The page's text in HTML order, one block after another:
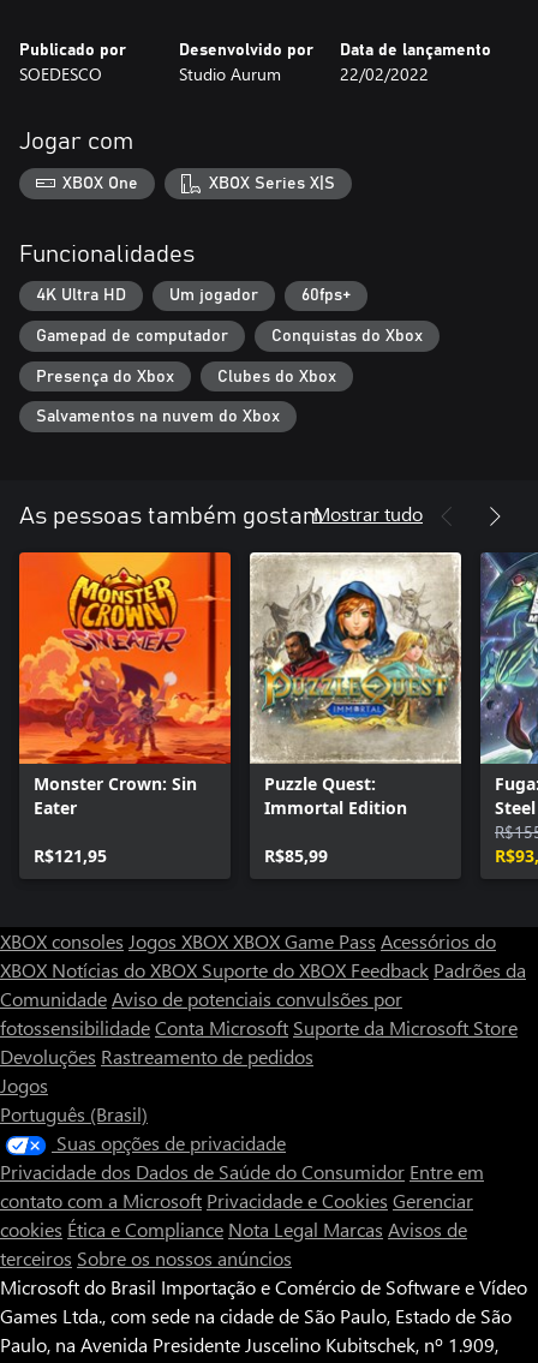
Publicado por
SOEDESCO
Desenvolvido por
Studio Aurum
Data de lançamento
22/02/2022
Jogar com
XBOX One XBOX Series X|S
Funcionalidades
4K Ultra HD Um jogador 60fps+
Gamepad de computador Conquistas do Xbox
Presença do Xbox Clubes do Xbox
Salvamentos na nuvem do Xbox
As pessoas também gostamMostrar tudo
Monster Crown: Sin
Eater
R$121,95
Puzzle Quest:
Immortal Edition
R$85,99
XBOX consoles Jogos XBOXXBOX Game Pass Acessórios do
XBOX Notícias do XBOX Suporte do XBOX Feedback Padrões da
ComunidadeAviso de potenciais convulsões por
fotossensibilidadeConta Microsoft Suporte da Microsoft Store
Devoluções Rastreamento de pedidos
Jogos
Português (Brasil)
Suas opções de privacidade
Privacidade dos Dados de Saúde do Consumidor Entre em
contato com a Microsoft Privacidade e Cookies Gerenciar
cookies Ética e Compliance Nota Legal Marcas Avisos de
terceiros Sobre os nossos anúncios
Microsoft do Brasil Importação e Comércio de Software e Vídeo
Games Ltda., com sede na cidade de São Paulo, Estado de São
Paulo, na Avenida Presidente Juscelino Kubitschek, nº 1.909,